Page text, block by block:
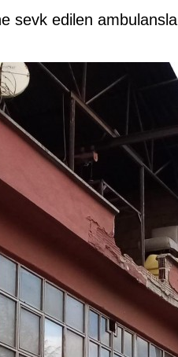
sevk edilen ambulansla